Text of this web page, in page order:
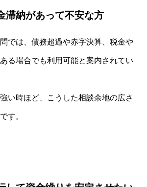
滞納があって不安な方
では、債務超過や赤字決算、税金や
る場合でも利用可能と案内されてい
い時ほど、こうした相談余地の広さ
す。